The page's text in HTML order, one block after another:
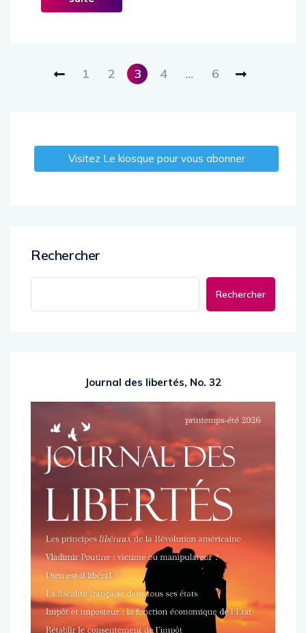
1 2 3 4 … 6
Visitez Le kiosque pour vous abonner
Rechercher
Rechercher
Journal des libertés, No. 32